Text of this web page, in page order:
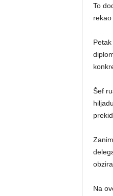
To
rekao
Šef
Na